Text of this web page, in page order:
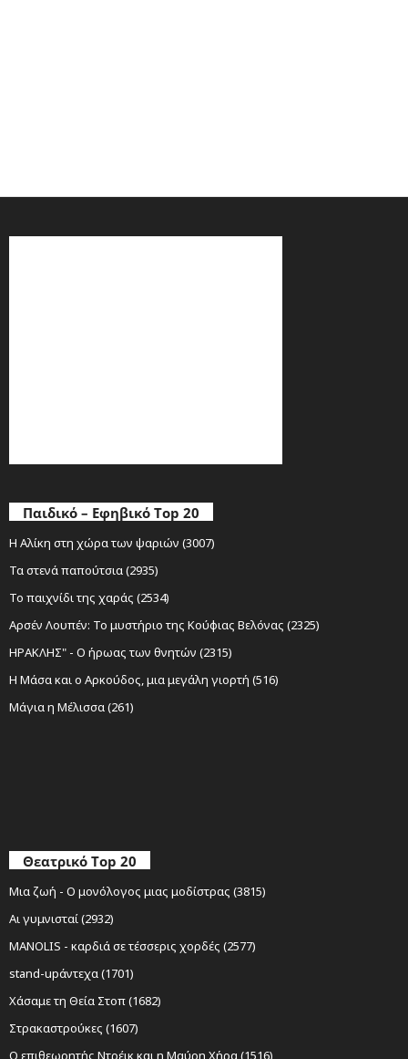
Παιδικό – Εφηβικό Top 20
Η Αλίκη στη χώρα των ψαριών (3007)
Τα στενά παπούτσια (2935)
Το παιχνίδι της χαράς (2534)
Αρσέν Λουπέν: Το μυστήριο της Κούφιας Βελόνας (2325)
ΗΡΑΚΛΗΣ" - Ο ήρωας των θνητών (2315)
Η Μάσα και ο Αρκούδος, μια μεγάλη γιορτή (516)
Μάγια η Μέλισσα (261)
Θεατρικό Top 20
Μια ζωή - Ο μονόλογος μιας μοδίστρας (3815)
Αι γυμνισταί (2932)
MANOLIS - καρδιά σε τέσσερις χορδές (2577)
stand-upάντεχα (1701)
Χάσαμε τη Θεία Στοπ (1682)
Στρακαστρούκες (1607)
Ο επιθεωρητής Ντρέικ και η Μαύρη Χήρα (1516)